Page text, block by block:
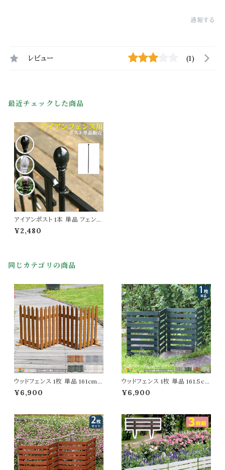
通報する
レビュー (1)
最近チェックした商品
アイアンポスト 1本 単品 フェンス
用ポスト フェンス用ポール ブラッ
ク ホワイト 黒 白 フェンスのポー
ポール 園芸 庭園 アイアンフェン
¥2,480
同じカテゴリの商品
ウッドフェンス 1枚 単品 161cm
幅 ダークグリーン ライトブラウン
グレー ホワイト 木製フェンス ガ
m おすすめ おしゃれ 北欧 モダ
ン スタイリッシュ 庭のフェンス
境界線 間仕切り 目隠し 折りた
たみ式フェンス
¥6,900
ウッドフェンス 1枚 単品 161.5cm
幅 ボーダーフェンス ホワイト グ
レー ライトブラウン ダークグリー
22cm 高さ61cm おすすめ おし
ゃれ 北欧 モダン 天然木 庭のフ
ェンス 境界線 玄関 花壇 庭 ガ
ーデニング 駐車場
¥6,900